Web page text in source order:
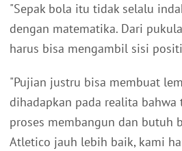
"Sepak bola itu tidak selalu
dengan matematika. Dari
harus bisa mengambil sisi
"Pujian justru bisa membuat
dihadapkan pada realita
proses membangun dan butuh
Atletico jauh lebih baik, kami